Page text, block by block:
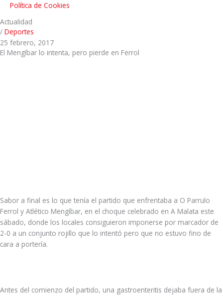
Política de Cookies
Actualidad
/ Deportes
25 febrero, 2017
El Mengíbar lo intenta, pero pierde en Ferrol
Sabor a final es lo que tenía el partido que enfrentaba a O Parrulo
Ferrol y Atlético Mengíbar, en el choque celebrado en A Malata este
sábado, donde los locales consiguieron imponerse por marcador de
2-0 a un conjunto rojillo que lo intentó pero que no estuvo fino de
cara a portería.
Antes del comienzo del partido, una gastroenteritis dejaba fuera de la